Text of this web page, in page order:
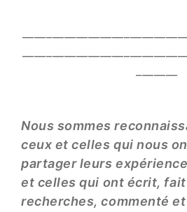
Nous sommes
ceux et celles qui nous
partager leurs
et celles qui ont écrit,
recherches, commenté